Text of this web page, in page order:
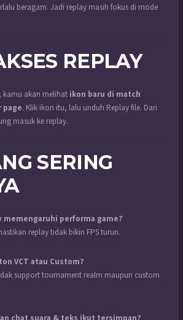
beragam. Jadi replay masih fokus di mode
REPLAY
kamu akan melihat ikon baru di match
page. Klik ikon itu, lalu unduh Replay file. Dari
masuk ke replay.
SERING
memengaruhi performa game?
replay tidak bikin FPS turun.
VCT atau Custom?
support tournament realm maupun custom